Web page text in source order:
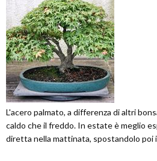
L'acero palmato, a differenza di altri
caldo che il freddo. In estate è meglio
diretta nella mattinata, spostandolo poi